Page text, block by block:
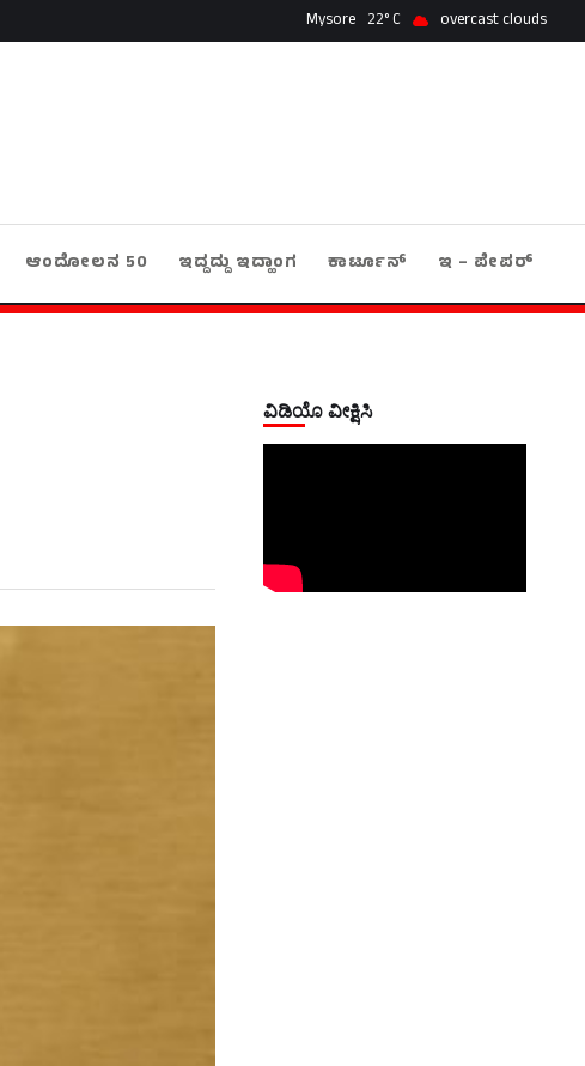
Mysore 22 overcast clouds
ಆಂದೋಲನ 50 ಇದ್ದದ್ದು ಇದ್ಹಾಂಗ ಕಾರ್ಟೂನ್ ಇ – ಪೇಪರ್
ವಿಡಿಯೊ ವೀಕ್ಷಿಸಿ